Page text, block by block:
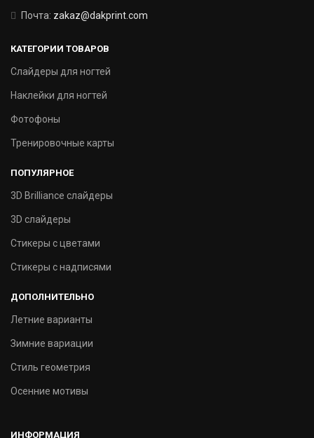
Почта: zakaz@dakprint.com
КАТЕГОРИИ ТОВАРОВ
Слайдеры для ногтей
Наклейки для ногтей
Фотофоны
Тренировочные карты
ПОПУЛЯРНОЕ
3D Brilliance слайдеры
3D слайдеры
Стикеры с цветами
Стикеры с надписями
ДОПОЛНИТЕЛЬНО
Летние варианты
Зимние вариации
Стиль геометрия
Осенние мотивы
ИНФОРМАЦИЯ